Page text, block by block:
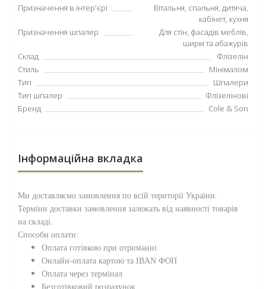
Призначення в інтер'єрі
Вітальня, спальня, дитяча,
кабінет, кухня
Призначення шпалер
Для стін, фасадів меблів,
ширм та абажурів
Склад
Флізелін
Стиль
Мінімалізм
Тип
Шпалери
Тип шпалер
Флізелінові
Бренд
Cole & Son
Інформаційна вкладка
Ми доставляємо замовлення по всій території України.
Терміни доставки замовлення залежать від наявності товарів
на складі.
Способи оплати:
Оплата готівкою при отриманні
Онлайн-оплата картою та IBAN ФОП
Оплата через термінал
Безготівковий розрахунок